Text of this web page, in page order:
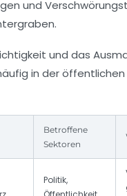
und
und das
in der
Betroffene
Sektoren
Politik,